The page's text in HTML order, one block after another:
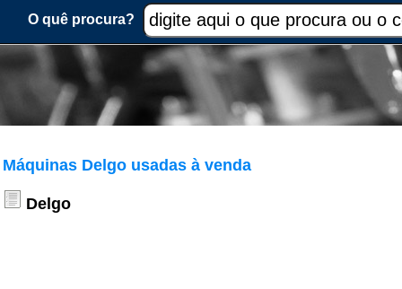
O quê procura?
Máquinas Delgo usadas à venda
Delgo